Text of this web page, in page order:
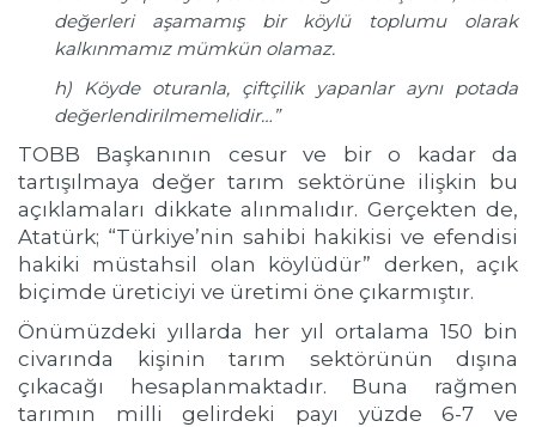
değerleri aşamamış bir köylü toplumu olarak
kalkınmamız mümkün olamaz.
h) Köyde oturanla, çiftçilik yapanlar aynı potada
değerlendirilmemelidir…”
TOBB Başkanının cesur ve bir o kadar da
tartışılmaya değer tarım sektörüne ilişkin bu
açıklamaları dikkate alınmalıdır. Gerçekten de,
Atatürk; “Türkiye’nin sahibi hakikisi ve efendisi
hakiki müstahsil olan köylüdür” derken, açık
biçimde üreticiyi ve üretimi öne çıkarmıştır.
Önümüzdeki yıllarda her yıl ortalama 150 bin
civarında kişinin tarım sektörünün dışına
çıkacağı hesaplanmaktadır. Buna rağmen
tarımın milli gelirdeki payı yüzde 6-7 ve